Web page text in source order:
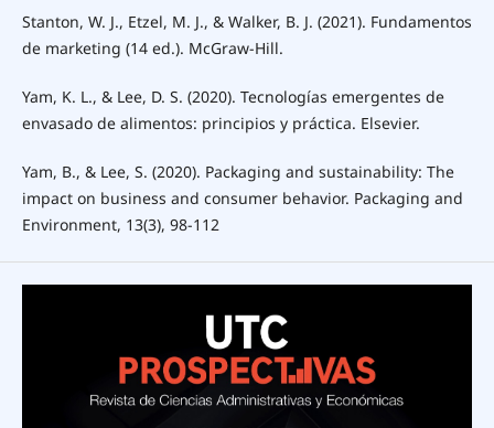
Stanton, W. J., Etzel, M. J., & Walker, B. J. (2021). Fundamentos
de marketing (14 ed.). McGraw-Hill.
Yam, K. L., & Lee, D. S. (2020). Tecnologías emergentes de
envasado de alimentos: principios y práctica. Elsevier.
Yam, B., & Lee, S. (2020). Packaging and sustainability: The
impact on business and consumer behavior. Packaging and
Environment, 13(3), 98-112